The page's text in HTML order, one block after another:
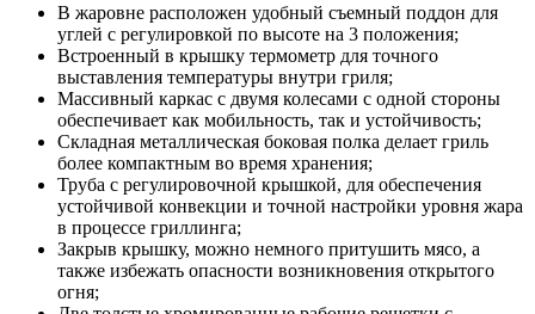
В жаровне расположен удобный съемный поддон для
углей с регулировкой по высоте на 3 положения;
Встроенный в крышку термометр для точного
выставления температуры внутри гриля;
Массивный каркас с двумя колесами с одной стороны
обеспечивает как мобильность, так и устойчивость;
Складная металлическая боковая полка делает гриль
более компактным во время хранения;
Труба с регулировочной крышкой, для обеспечения
устойчивой конвекции и точной настройки уровня жара
в процессе гриллинга;
Закрыв крышку, можно немного притушить мясо, а
также избежать опасности возникновения открытого
огня;